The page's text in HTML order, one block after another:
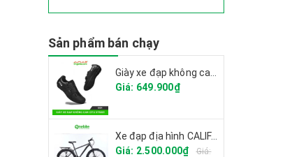
Sản phẩm bán chạy
Giá: 649.900₫
Xe đạp địa hình CALIFA CK6
Giá: 2.500.000₫
Giá: